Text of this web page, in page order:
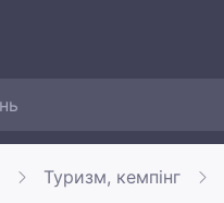
Туризм, кемпінг